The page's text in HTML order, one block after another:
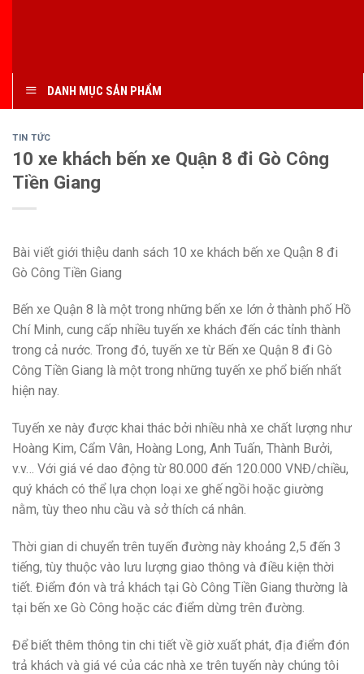
DANH MỤC SẢN PHẨM
TIN TỨC
10 xe khách bến xe Quận 8 đi Gò Công
Tiền Giang
Bài viết giới thiệu danh sách 10 xe khách bến xe Quận 8 đi
Gò Công Tiền Giang
Bến xe Quận 8 là một trong những bến xe lớn ở thành phố Hồ
Chí Minh, cung cấp nhiều tuyến xe khách đến các tỉnh thành
trong cả nước. Trong đó, tuyến xe từ Bến xe Quận 8 đi Gò
Công Tiền Giang là một trong những tuyến xe phổ biến nhất
hiện nay.
Tuyến xe này được khai thác bởi nhiều nhà xe chất lượng như
Hoàng Kim, Cẩm Vân, Hoàng Long, Anh Tuấn, Thành Bưởi,
v.v… Với giá vé dao động từ 80.000 đến 120.000 VNĐ/chiều,
quý khách có thể lựa chọn loại xe ghế ngồi hoặc giường
nằm, tùy theo nhu cầu và sở thích cá nhân.
Thời gian di chuyển trên tuyến đường này khoảng 2,5 đến 3
tiếng, tùy thuộc vào lưu lượng giao thông và điều kiện thời
tiết. Điểm đón và trả khách tại Gò Công Tiền Giang thường là
tại bến xe Gò Công hoặc các điểm dừng trên đường.
Để biết thêm thông tin chi tiết về giờ xuất phát, địa điểm đón
trả khách và giá vé của các nhà xe trên tuyến này chúng tôi